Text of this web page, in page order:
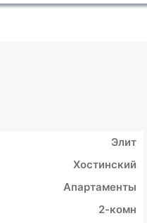
Элит
Хостинский
Апартаменты
2-комн